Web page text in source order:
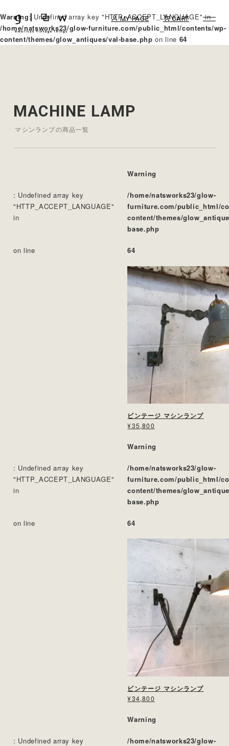
Warning: Undefined array key "HTTP_ACCEPT_LANGUAGE" in
/home/natsworks23/glow-furniture.com/public_html/contents/wp-
content/themes/glow_antiques/val-base.php on line 64
MY PAGE CART
MACHINE LAMP
マシンランプの商品一覧
Warning
: Undefined array key
"HTTP_ACCEPT_LANGUAGE"
in
/home/natsworks23/glow-
furniture.com/public_html/
content/themes/
base.php
on line 64
ビンテージ マシンランプ
¥35,800
Warning
: Undefined array key
"HTTP_ACCEPT_LANGUAGE"
in
/home/natsworks23/glow-
furniture.com/public_html/
content/themes/
base.php
on line 64
ビンテージ マシンランプ
¥34,800
Warning
: Undefined array key
/home/natsworks23/glow-